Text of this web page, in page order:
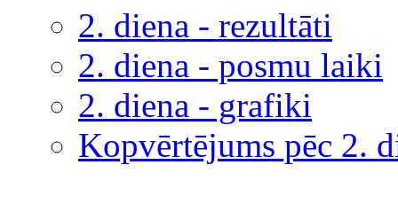
2. diena - rezultāti
2. diena - posmu laiki
2. diena - grafiki
Kopvērtējums pēc 2.